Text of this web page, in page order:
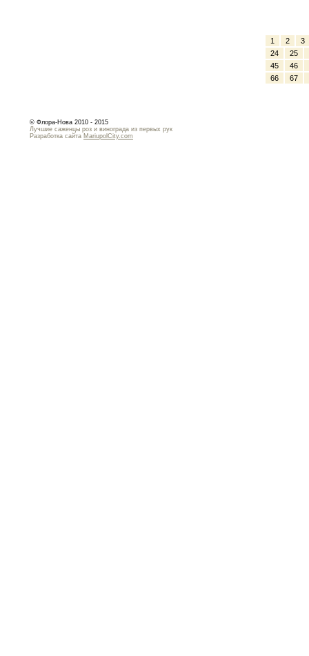
1 2
3
24
25
45
46
66
67
© Флора-Нова 2010 - 2015
Лучшие саженцы роз и винограда из первых рук
Разработка сайта MariupolCity.com